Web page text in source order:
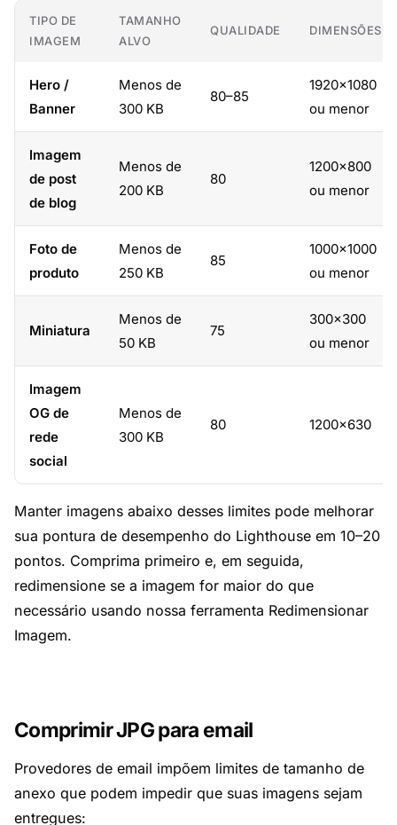
TIPO DE
IMAGEM
TAMANHO
ALVO
QUALIDADE DIMENSÕES
Hero /
Banner
Menos de
300 KB
80–85
1920×1080
ou menor
Imagem
de post
de blog
Menos de
200 KB
80
1200×800
ou menor
Foto de
produto
Menos de
250 KB
85
1000×1000
ou menor
Miniatura
Menos de
50 KB
75
300×300
ou menor
Imagem
OG de
rede
social
Menos de
300 KB
80 1200×630
Manter imagens abaixo desses limites pode melhorar
sua pontura de desempenho do Lighthouse em 10–20
pontos. Comprima primeiro e, em seguida,
redimensione se a imagem for maior do que
necessário usando nossa ferramenta Redimensionar
Imagem.
Comprimir JPG para email
Provedores de email impõem limites de tamanho de
anexo que podem impedir que suas imagens sejam
entregues: